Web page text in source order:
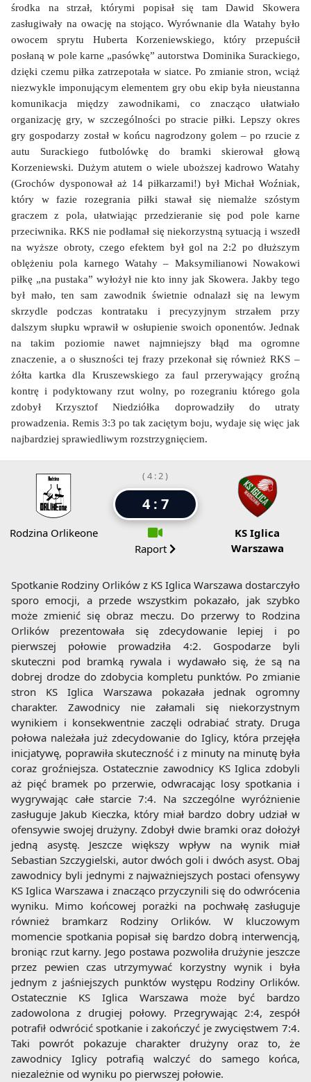
środka na strzał, którymi popisał się tam Dawid Skowera
zasługiwały na owację na stojąco. Wyrównanie dla Watahy było
owocem sprytu Huberta Korzeniewskiego, który przepuścił
posłaną w pole karne „pasówkę” autorstwa Dominika Surackiego,
dzięki czemu piłka zatrzepotała w siatce. Po zmianie stron, wciąż
niezwykle imponującym elementem gry obu ekip była nieustanna
komunikacja między zawodnikami, co znacząco ułatwiało
organizację gry, w szczególności po stracie piłki. Lepszy okres
gry gospodarzy został w końcu nagrodzony golem – po rzucie z
autu Surackiego futbolówkę do bramki skierował głową
Korzeniewski. Dużym atutem o wiele uboższej kadrowo Watahy
(Grochów dysponował aż 14 piłkarzami!) był Michał Woźniak,
który w fazie rozegrania piłki stawał się niemalże szóstym
graczem z pola, ułatwiając przedzieranie się pod pole karne
przeciwnika. RKS nie podłamał się niekorzystną sytuacją i wszedł
na wyższe obroty, czego efektem był gol na 2:2 po dłuższym
oblężeniu pola karnego Watahy – Maksymilianowi Nowakowi
piłkę „na pustaka” wyłożył nie kto inny jak Skowera. Jakby tego
był mało, ten sam zawodnik świetnie odnalazł się na lewym
skrzydle podczas kontrataku i precyzyjnym strzałem przy
dalszym słupku wprawił w osłupienie swoich oponentów. Jednak
na takim poziomie nawet najmniejszy błąd ma ogromne
znaczenie, a o słuszności tej frazy przekonał się również RKS –
żółta kartka dla Kruszewskiego za faul przerywający groźną
kontrę i podyktowany rzut wolny, po rozegraniu którego gola
zdobył Krzysztof Niedziółka doprowadziły do utraty
prowadzenia. Remis 3:3 po tak zaciętym boju, wydaje się więc jak
najbardziej sprawiedliwym rozstrzygnięciem.
Rodzina Orlikeone
( 4 : 2 )
4 : 7
Raport
KS Iglica
Warszawa
Spotkanie Rodziny Orlików z KS Iglica Warszawa dostarczyło
sporo emocji, a przede wszystkim pokazało, jak szybko
może zmienić się obraz meczu. Do przerwy to Rodzina
Orlików prezentowała się zdecydowanie lepiej i po
pierwszej połowie prowadziła 4:2. Gospodarze byli
skuteczni pod bramką rywala i wydawało się, że są na
dobrej drodze do zdobycia kompletu punktów. Po zmianie
stron KS Iglica Warszawa pokazała jednak ogromny
charakter. Zawodnicy nie załamali się niekorzystnym
wynikiem i konsekwentnie zaczęli odrabiać straty. Druga
połowa należała już zdecydowanie do Iglicy, która przejęła
inicjatywę, poprawiła skuteczność i z minuty na minutę była
coraz groźniejsza. Ostatecznie zawodnicy KS Iglica zdobyli
aż pięć bramek po przerwie, odwracając losy spotkania i
wygrywając całe starcie 7:4. Na szczególne wyróżnienie
zasługuje Jakub Kieczka, który miał bardzo dobry udział w
ofensywie swojej drużyny. Zdobył dwie bramki oraz dołożył
jedną asystę. Jeszcze większy wpływ na wynik miał
Sebastian Szczygielski, autor dwóch goli i dwóch asyst. Obaj
zawodnicy byli jednymi z najważniejszych postaci ofensywy
KS Iglica Warszawa i znacząco przyczynili się do odwrócenia
wyniku. Mimo końcowej porażki na pochwałę zasługuje
również bramkarz Rodziny Orlików. W kluczowym
momencie spotkania popisał się bardzo dobrą interwencją,
broniąc rzut karny. Jego postawa pozwoliła drużynie jeszcze
przez pewien czas utrzymywać korzystny wynik i była
jednym z jaśniejszych punktów występu Rodziny Orlików.
Ostatecznie KS Iglica Warszawa może być bardzo
zadowolona z drugiej połowy. Przegrywając 2:4, zespół
potrafił odwrócić spotkanie i zakończyć je zwycięstwem 7:4.
Taki powrót pokazuje charakter drużyny oraz to, że
zawodnicy Iglicy potrafią walczyć do samego końca,
niezależnie od wyniku po pierwszej połowie.